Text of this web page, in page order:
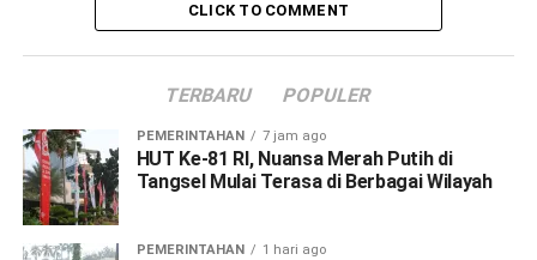
CLICK TO COMMENT
TERBARU POPULER
PEMERINTAHAN 7 jam ago
HUT Ke-81 RI, Nuansa Merah Putih di
Tangsel Mulai Terasa di Berbagai Wilayah
PEMERINTAHAN 1 hari ago